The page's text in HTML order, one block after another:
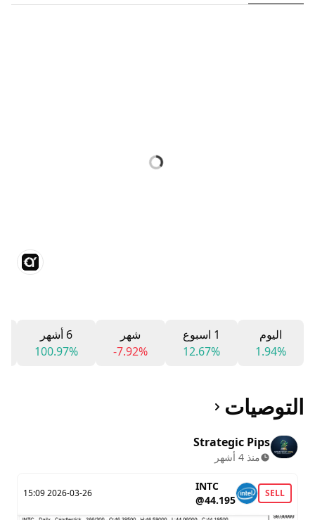
اليوم
1.94%
1 اسبوع
12.67%
شهر
-7.92%
6 أشهر
100.97%
التوصيات
Strategic Pips
منذ 4 أشهر
SELL
INTC
@44.195
2026-03-26 15:09